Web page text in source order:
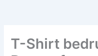
T-Shirt